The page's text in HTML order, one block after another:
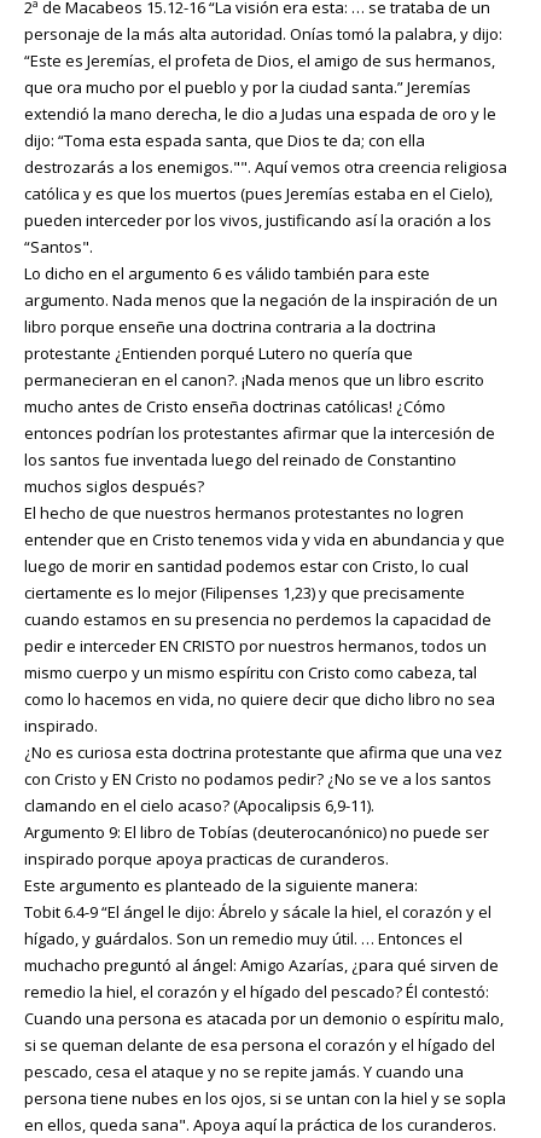
2ª de Macabeos 15.12-16 “La visión era esta: … se trataba de un
personaje de la más alta autoridad. Onías tomó la palabra, y dijo:
“Este es Jeremías, el profeta de Dios, el amigo de sus hermanos,
que ora mucho por el pueblo y por la ciudad santa.” Jeremías
extendió la mano derecha, le dio a Judas una espada de oro y le
dijo: “Toma esta espada santa, que Dios te da; con ella
destrozarás a los enemigos."". Aquí vemos otra creencia religiosa
católica y es que los muertos (pues Jeremías estaba en el Cielo),
pueden interceder por los vivos, justificando así la oración a los
“Santos".
Lo dicho en el argumento 6 es válido también para este
argumento. Nada menos que la negación de la inspiración de un
libro porque enseñe una doctrina contraria a la doctrina
protestante ¿Entienden porqué Lutero no quería que
permanecieran en el canon?. ¡Nada menos que un libro escrito
mucho antes de Cristo enseña doctrinas católicas! ¿Cómo
entonces podrían los protestantes afirmar que la intercesión de
los santos fue inventada luego del reinado de Constantino
muchos siglos después?
El hecho de que nuestros hermanos protestantes no logren
entender que en Cristo tenemos vida y vida en abundancia y que
luego de morir en santidad podemos estar con Cristo, lo cual
ciertamente es lo mejor (Filipenses 1,23) y que precisamente
cuando estamos en su presencia no perdemos la capacidad de
pedir e interceder EN CRISTO por nuestros hermanos, todos un
mismo cuerpo y un mismo espíritu con Cristo como cabeza, tal
como lo hacemos en vida, no quiere decir que dicho libro no sea
inspirado.
¿No es curiosa esta doctrina protestante que afirma que una vez
con Cristo y EN Cristo no podamos pedir? ¿No se ve a los santos
clamando en el cielo acaso? (Apocalipsis 6,9-11).
Argumento 9: El libro de Tobías (deuterocanónico) no puede ser
inspirado porque apoya practicas de curanderos.
Este argumento es planteado de la siguiente manera:
Tobit 6.4-9 “El ángel le dijo: Ábrelo y sácale la hiel, el corazón y el
hígado, y guárdalos. Son un remedio muy útil. … Entonces el
muchacho preguntó al ángel: Amigo Azarías, ¿para qué sirven de
remedio la hiel, el corazón y el hígado del pescado? Él contestó:
Cuando una persona es atacada por un demonio o espíritu malo,
si se queman delante de esa persona el corazón y el hígado del
pescado, cesa el ataque y no se repite jamás. Y cuando una
persona tiene nubes en los ojos, si se untan con la hiel y se sopla
en ellos, queda sana". Apoya aquí la práctica de los curanderos.